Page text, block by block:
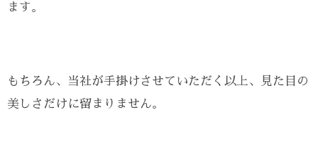
ます。
もちろん、当社が手掛けさせていただく以上、見た目の
美しさだけに留まりません。